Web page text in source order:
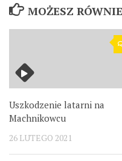
MOŻESZ
Uszkodzenie latarni na
Machnikowcu
26 LUTEGO 2021